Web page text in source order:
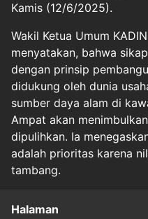
Kamis (12/6/2025).
Wakil Ketua Umum
menyatakan, bahwa
dengan prinsip
didukung oleh dunia
sumber daya alam di
Ampat akan
dipulihkan. Ia
adalah prioritas karena
tambang.
Halaman